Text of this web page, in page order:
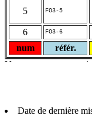
5 FO3-5
6
FO3-6
num
référ.
Date de dernière